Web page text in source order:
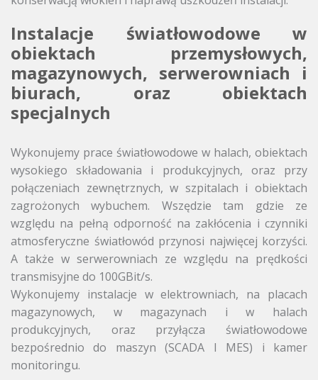
Instalacje światłowodowe w
obiektach przemysłowych,
magazynowych, serwerowniach i
biurach, oraz obiektach
specjalnych
Wykonujemy prace światłowodowe w halach, obiektach
wysokiego składowania i produkcyjnych, oraz przy
połączeniach zewnętrznych, w szpitalach i obiektach
zagrożonych wybuchem. Wszędzie tam gdzie ze
względu na pełną odporność na zakłócenia i czynniki
atmosferyczne światłowód przynosi najwięcej korzyści.
A także w serwerowniach ze względu na prędkości
transmisyjne do 100GBit/s.
Wykonujemy instalacje w elektrowniach, na placach
magazynowych, w magazynach i w halach
produkcyjnych, oraz przyłącza światłowodowe
bezpośrednio do maszyn (SCADA I MES) i kamer
monitoringu.